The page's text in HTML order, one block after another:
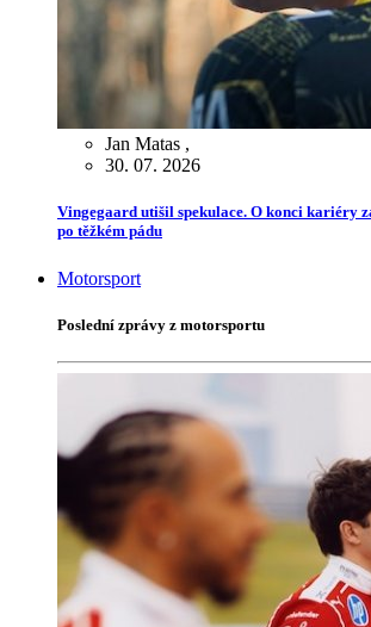
Jan Matas ,
30. 07. 2026
Vingegaard utišil spekulace. O konci kariéry
po těžkém pádu
Motorsport
Poslední zprávy z motorsportu